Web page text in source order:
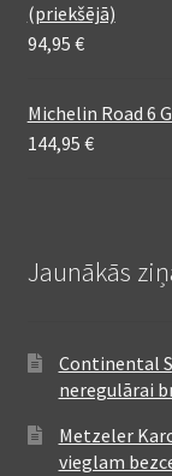
(priekšējā)
94,95 €
Michelin Road 6
144,95 €
Jaunākās
Continental
neregulārai
Metzeler
vieglam